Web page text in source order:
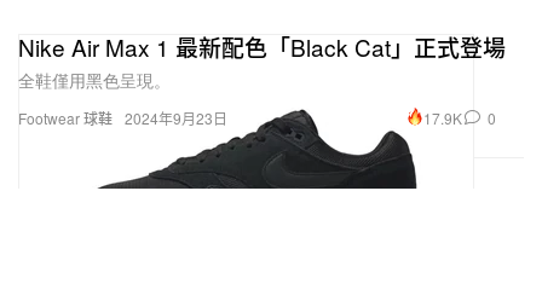
Footwear 球鞋
Nike Air Max 1 最新配色「Black Cat」正式登場
全鞋僅用黑色呈現。
2024年9月23日 17.9K 0